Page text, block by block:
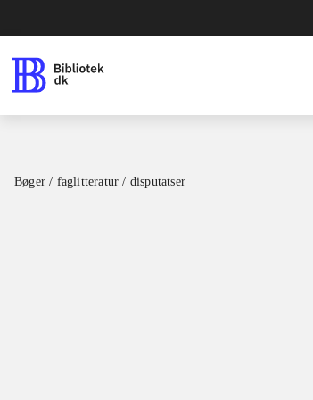
Bøger / faglitteratur / disputatser